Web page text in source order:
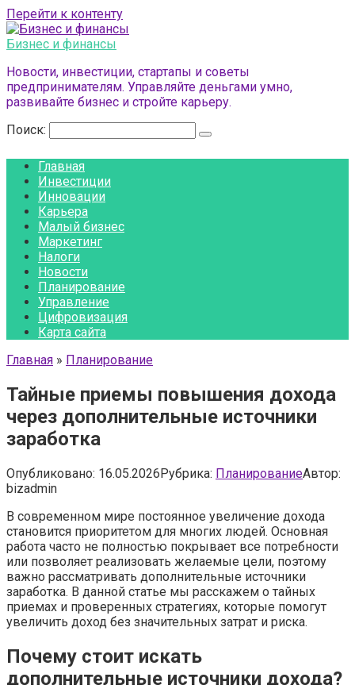
Перейти к контенту
Бизнес и финансы
Новости, инвестиции, стартапы и советы
предпринимателям. Управляйте деньгами умно,
развивайте бизнес и стройте карьеру.
Поиск:
Главная
Инвестиции
Инновации
Карьера
Малый бизнес
Маркетинг
Налоги
Новости
Планирование
Управление
Цифровизация
Карта сайта
Главная » Планирование
Тайные приемы повышения дохода
через дополнительные источники
заработка
Опубликовано: 16.05.2026Рубрика: ПланированиеАвтор:
bizadmin
В современном мире постоянное увеличение дохода
становится приоритетом для многих людей. Основная
работа часто не полностью покрывает все потребности
или позволяет реализовать желаемые цели, поэтому
важно рассматривать дополнительные источники
заработка. В данной статье мы расскажем о тайных
приемах и проверенных стратегиях, которые помогут
увеличить доход без значительных затрат и риска.
Почему стоит искать
дополнительные источники дохода?